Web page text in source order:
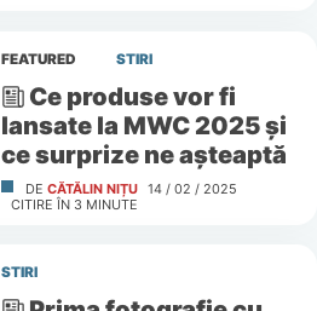
FEATURED STIRI
Ce produse vor fi
lansate la MWC 2025 și
ce surprize ne așteaptă
DE CĂTĂLIN NIȚU 14 / 02 / 2025
CITIRE ÎN 3 MINUTE
STIRI